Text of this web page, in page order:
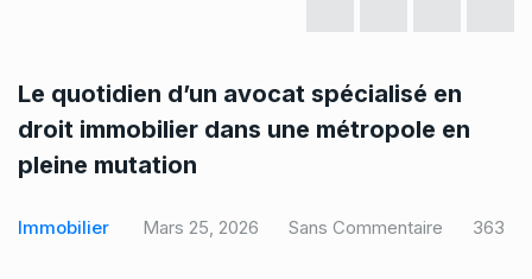
Le quotidien d’un avocat spécialisé en
droit immobilier dans une métropole en
pleine mutation
Immobilier Mars 25, 2026 Sans Commentaire 363